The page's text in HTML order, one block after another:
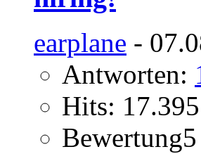
earplane -
Antworten:
Hits: 17.395